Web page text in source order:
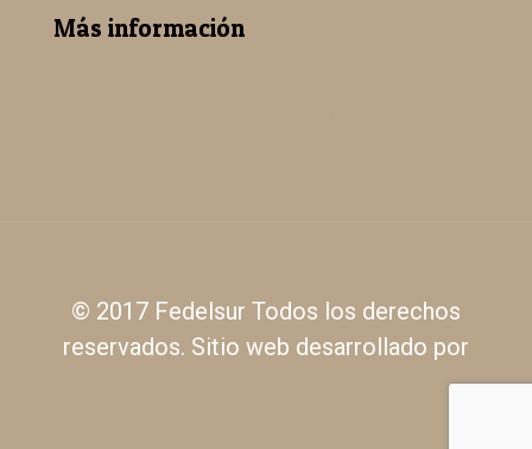
Más información
© 2017 Fedelsur Todos los derechos
reservados. Sitio web desarrollado por